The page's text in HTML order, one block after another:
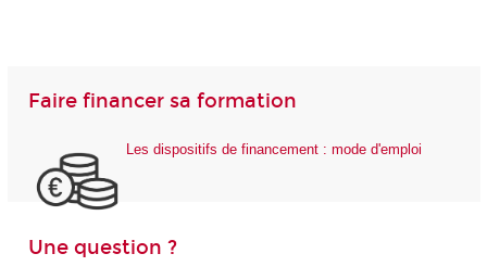
Faire financer sa formation
Les dispositifs de financement : mode d'emploi
Une question ?